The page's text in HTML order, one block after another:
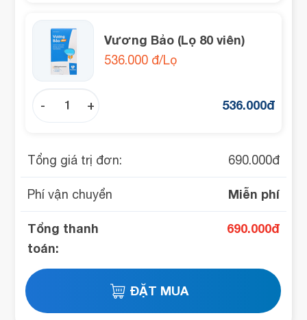
Vương Bảo (Lọ 80 viên)
536.000 đ/Lọ
+
- 536.000đ
Tổng giá trị đơn: 690.000đ
Phí vận chuyển Miễn phí
Tổng thanh
toán:
690.000đ